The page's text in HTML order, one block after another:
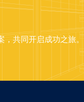
，共同开启成功之旅。